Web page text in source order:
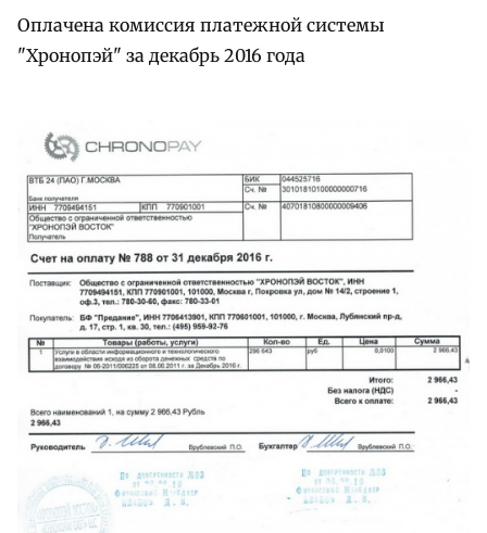
Оплачена комиссия платежной системы
"Хронопэй" за декабрь 2016 года